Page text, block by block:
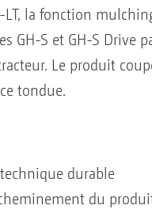
LT, la fonction
GH-S et GH-S Drive
Le produit
tondue.
durable
du